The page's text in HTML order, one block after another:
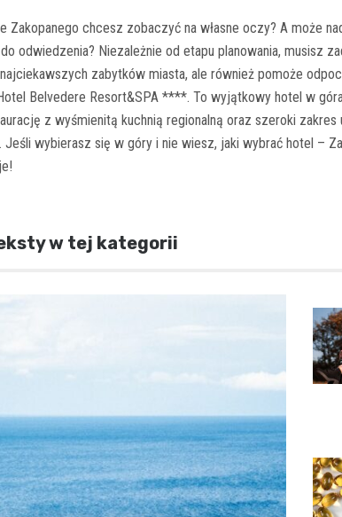
Zakopanego chcesz zobaczyć na własne oczy? A może
odwiedzenia? Niezależnie od etapu planowania, musisz
zabytków miasta, ale również pomoże
Belvedere Resort&SPA ****. To wyjątkowy hotel w
z wyśmienitą kuchnią regionalną oraz szeroki
Jeśli wybierasz się w góry i nie wiesz, jaki wybrać hotel –
w tej kategorii